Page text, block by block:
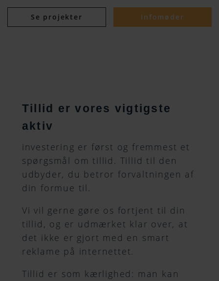
Tillid er vores vigtigste
aktiv
investering er først og fremmest et
spørgsmål om tillid. Tillid til den
udbyder, du betror forvaltningen af
din formue til.
Vi vil gerne gøre os fortjent til din
tillid, og er udmærket klar over, at
det ikke er gjort med en smart
reklame på internettet.
Tillid er som kærlighed: man kan
Se projekter Infomøder